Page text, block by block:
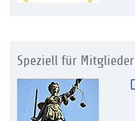
Speziell für Mitglieder